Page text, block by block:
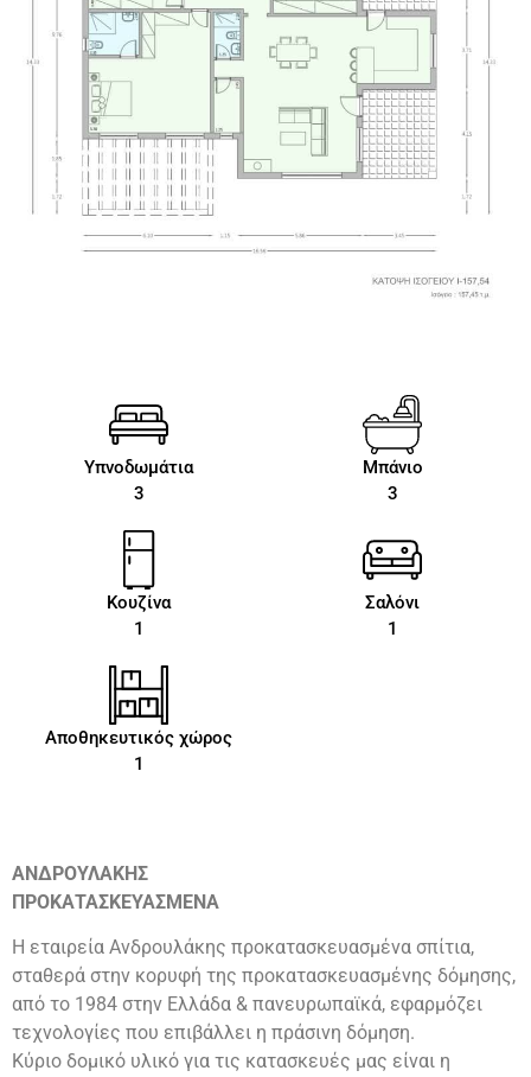
Υπνοδωμάτια
3
Μπάνιο
3
Κουζίνα
1
Σαλόνι
1
Αποθηκευτικός χώρος
1
ΑΝΔΡΟΥΛΑΚΗΣ
ΠΡΟΚΑΤΑΣΚΕΥΑΣΜΕΝΑ
Η εταιρεία Ανδρουλάκης προκατασκευασμένα σπίτια,
σταθερά στην κορυφή της προκατασκευασμένης δόμησης,
από το 1984 στην Ελλάδα & πανευρωπαϊκά, εφαρμόζει
τεχνολογίες που επιβάλλει η πράσινη δόμηση.
Κύριο δομικό υλικό για τις κατασκευές μας είναι η